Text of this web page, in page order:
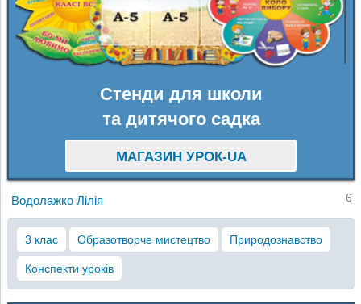
Стенди для школи
та дитячого садка
МАГАЗИН УРОК-UA
Водолажко Лілія 6
3 клас Образотворче мистецтво Природознавство
Конспекти уроків